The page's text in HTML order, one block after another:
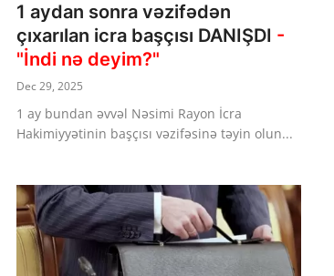
1 aydan sonra vəzifədən
çıxarılan icra başçısı DANIŞDI -
"İndi nə deyim?"
Dec 29, 2025
1 ay bundan əvvəl Nəsimi Rayon İcra
Hakimiyyətinin başçısı vəzifəsinə təyin olun...